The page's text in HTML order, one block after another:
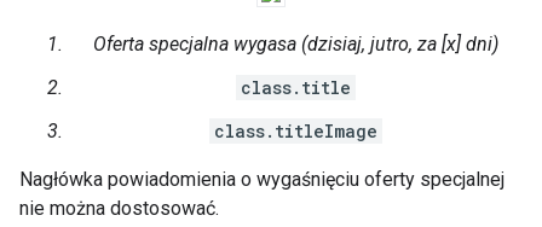
Oferta specjalna wygasa (dzisiaj, jutro, za [x] dni)
class.title
class.titleImage
Nagłówka powiadomienia o wygaśnięciu oferty specjalnej
nie można dostosować.